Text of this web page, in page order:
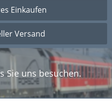
Einkaufen
Versand
Sie uns besuchen.
im Onlineshop
Eck Kloppe.
Sie uns besuchen.
im Onlineshop
Eck Kloppe.